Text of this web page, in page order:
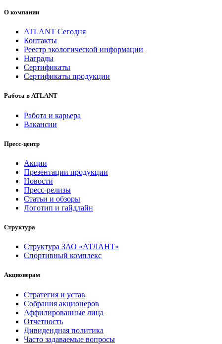
О компании
ATLANT Сегодня
Контакты
Реестр экологической информации
Награды
Сертификаты
Сертификаты продукции
Работа в ATLANT
Работа и карьера
Вакансии
Пресс-центр
Акции
Презентации продукции
Новости
Пресс-релизы
Статьи и обзоры
Логотип и гайдлайн
Структура
Структура ЗАО «АТЛАНТ»
Спортивный комплекс
Акционерам
Стратегия и устав
Собрания акционеров
Аффилированные лица
Отчетность
Дивидендная политика
Часто задаваемые вопросы